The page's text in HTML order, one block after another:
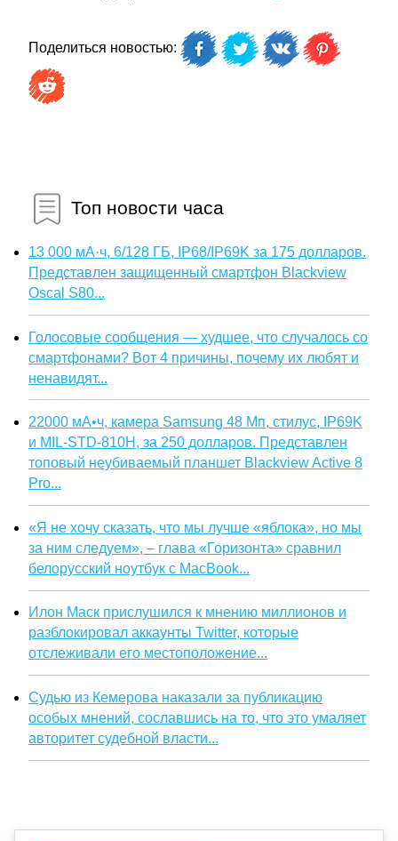
Поделиться новостью:
Топ новости часа
13 000 мА·ч, 6/128 ГБ, IP68/IP69K за 175 долларов.
Представлен защищенный смартфон Blackview
Oscal S80...
Голосовые сообщения — худшее, что случалось со
смартфонами? Вот 4 причины, почему их любят и
ненавидят...
22000 мА•ч, камера Samsung 48 Мп, стилус, IP69K
и MIL-STD-810H, за 250 долларов. Представлен
топовый неубиваемый планшет Blackview Active 8
Pro...
«Я не хочу сказать, что мы лучше «яблока», но мы
за ним следуем», – глава «Горизонта» сравнил
белорусский ноутбук с MacBook...
Илон Маск прислушился к мнению миллионов и
разблокировал аккаунты Twitter, которые
отслеживали его местоположение...
Судью из Кемерова наказали за публикацию
особых мнений, сославшись на то, что это умаляет
авторитет судебной власти...